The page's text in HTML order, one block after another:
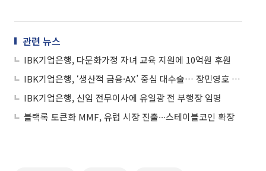
관련 뉴스
IBK기업은행, 다문화가정 자녀 교육 지원에 10억원 후원
IBK기업은행, ‘생산적 금융·AX’ 중심 대수술… 장민영호 첫 조직개편 착수
IBK기업은행, 신임 전무이사에 유일광 전 부행장 임명
블랙록 토큰화 MMF, 유럽 시장 진출∙∙∙스테이블코인 확장